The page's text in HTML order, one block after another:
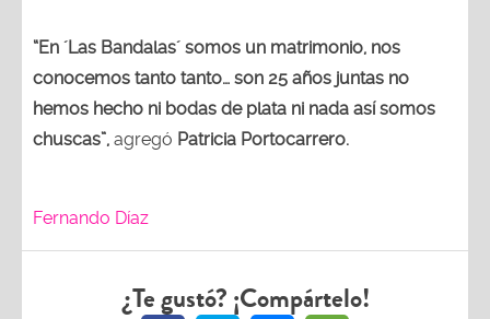
“En ´Las Bandalas´ somos un matrimonio, nos
conocemos tanto tanto… son 25 años juntas no
hemos hecho ni bodas de plata ni nada así somos
chuscas”, agregó Patricia Portocarrero.
Fernando Díaz
¿Te gustó? ¡Compártelo!